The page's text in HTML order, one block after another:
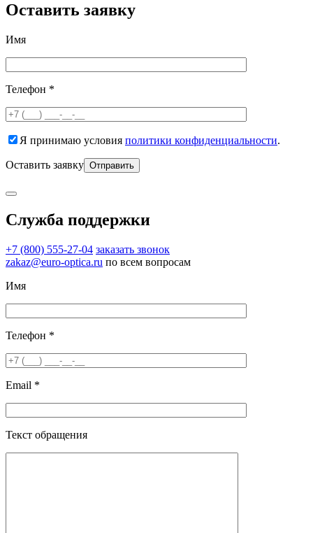
Оставить заявку
Имя
Телефон *
Я принимаю условия политики конфиденциальности.
Оставить заявку
Служба поддержки
+7 (800) 555-27-04 заказать звонок
zakaz@euro-optica.ru по всем вопросам
Имя
Телефон *
Email *
Текст обращения